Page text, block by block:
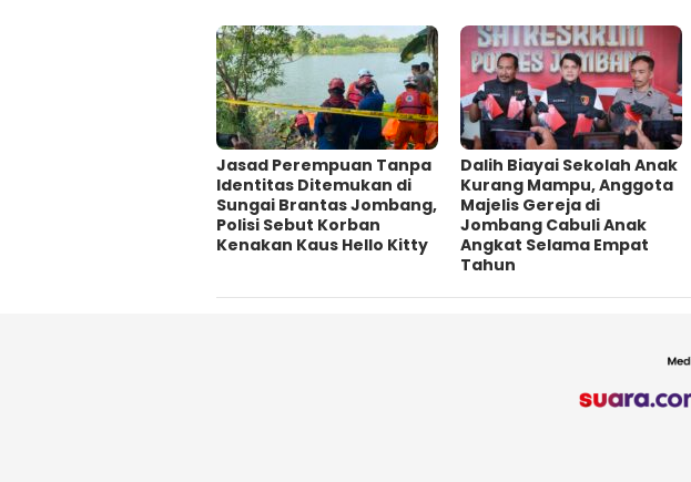
Jasad Perempuan Tanpa
Identitas Ditemukan di
Sungai Brantas Jombang,
Polisi Sebut Korban
Kenakan Kaus Hello Kitty
Dalih Biayai Sekolah Anak
Kurang Mampu, Anggota
Majelis Gereja di
Jombang Cabuli Anak
Angkat Selama Empat
Tahun